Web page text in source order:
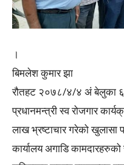
।
बिमलेश कुमार झा
रौतहट २०७८/४/४ अं बेलुका ६
प्रधानमन्त्री स्व रोजगार
लाख भ्रष्टाचार गरेको खुलासा
कार्यालय अगाडि